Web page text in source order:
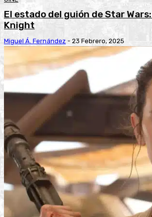
El estado del guión de Star
Knight
Miguel Á. Fernández - 23 Febrero, 2025